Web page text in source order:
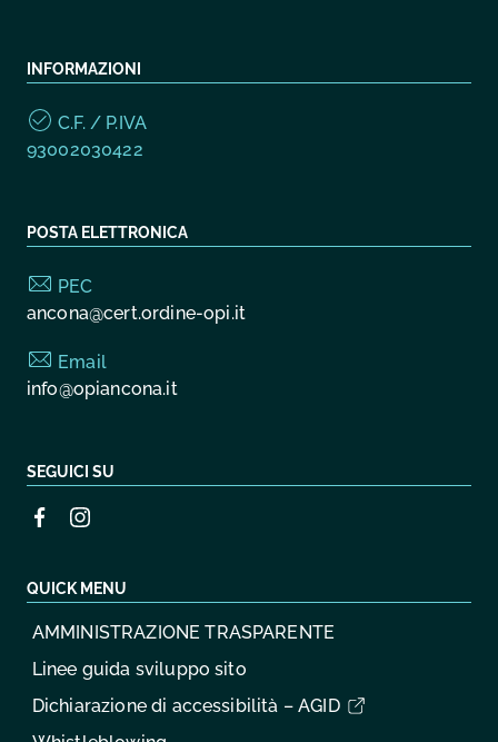
INFORMAZIONI
C.F. / P.IVA
93002030422
POSTA ELETTRONICA
PEC
ancona@cert.ordine-opi.it
Email
info@opiancona.it
SEGUICI SU
QUICK MENU
AMMINISTRAZIONE TRASPARENTE
Linee guida sviluppo sito
Dichiarazione di accessibilità – AGID